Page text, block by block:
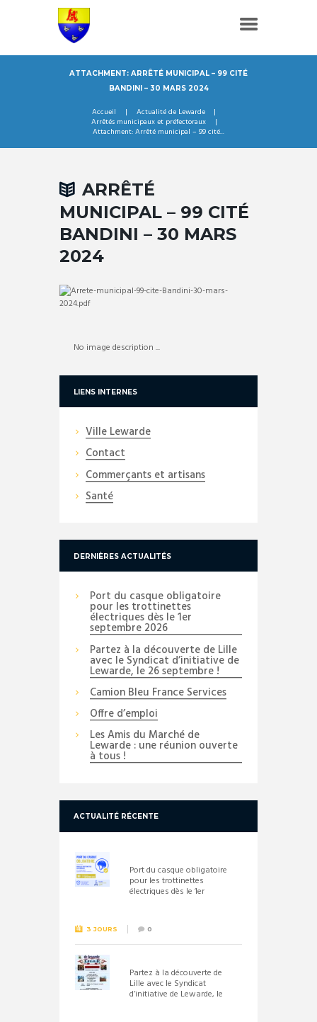
ATTACHMENT: ARRÊTÉ MUNICIPAL – 99 CITÉ
BANDINI – 30 MARS 2024
Accueil
Actualité de Lewarde
Arrêtés municipaux et préfectoraux
Attachment: Arrêté municipal – 99 cité...
ARRÊTÉ
MUNICIPAL – 99 CITÉ
BANDINI – 30 MARS
2024
No image description ...
LIENS INTERNES
Ville Lewarde
Contact
Commerçants et artisans
Santé
DERNIÈRES ACTUALITÉS
Port du casque obligatoire
pour les trottinettes
électriques dès le 1er
septembre 2026
Partez à la découverte de Lille
avec le Syndicat d’initiative de
Lewarde, le 26 septembre !
Camion Bleu France Services
Offre d’emploi
Les Amis du Marché de
Lewarde : une réunion ouverte
à tous !
ACTUALITÉ RÉCENTE
Port du casque obligatoire
pour les trottinettes
électriques dès le 1er
3 JOURS 0
Partez à la découverte de
Lille avec le Syndicat
d’initiative de Lewarde, le